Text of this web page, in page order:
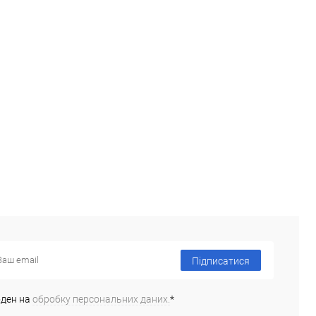
Підписатися
на обробку персональних даних. *